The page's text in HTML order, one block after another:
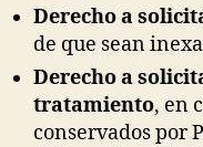
Derecho a
de que sean
Derecho a
tratamiento, en
conservados por